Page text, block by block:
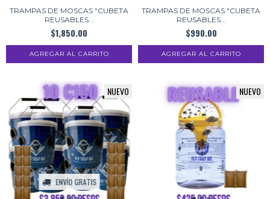
TRAMPAS DE MOSCAS "CUBETA
REUSABLES...
$1,850.00
TRAMPAS DE MOSCAS "CUBETA
REUSABLES...
$990.00
ENVÍO GRATIS
NUEVO NUEVO